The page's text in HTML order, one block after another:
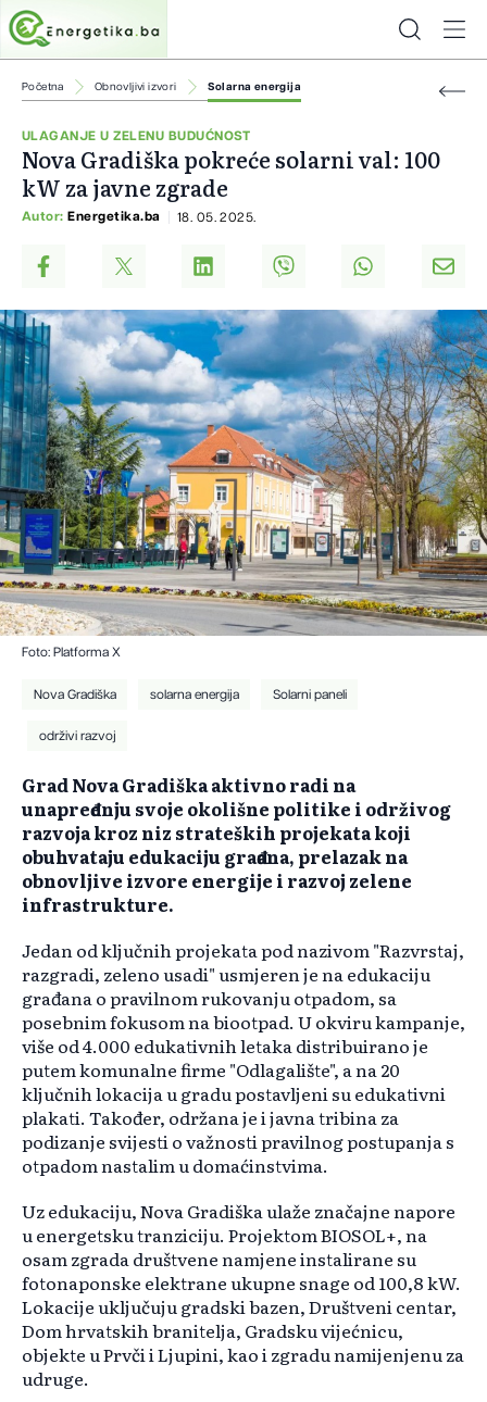
Početna Obnovljivi izvori Solarna energija
ULAGANJE U ZELENU BUDUĆNOST
Nova Gradiška pokreće solarni val: 100
kW za javne zgrade
Autor: Energetika.ba 18. 05. 2025.
Foto: Platforma X
Nova Gradiška solarna energija Solarni paneli
održivi razvoj
Grad Nova Gradiška aktivno radi na
unapređenju svoje okolišne politike i održivog
razvoja kroz niz strateških projekata koji
obuhvataju edukaciju građana, prelazak na
obnovljive izvore energije i razvoj zelene
infrastrukture.
Jedan od ključnih projekata pod nazivom "Razvrstaj,
razgradi, zeleno usadi" usmjeren je na edukaciju
građana o pravilnom rukovanju otpadom, sa
posebnim fokusom na biootpad. U okviru kampanje,
više od 4.000 edukativnih letaka distribuirano je
putem komunalne firme "Odlagalište", a na 20
ključnih lokacija u gradu postavljeni su edukativni
plakati. Također, održana je i javna tribina za
podizanje svijesti o važnosti pravilnog postupanja s
otpadom nastalim u domaćinstvima.
Uz edukaciju, Nova Gradiška ulaže značajne napore
u energetsku tranziciju. Projektom BIOSOL+, na
osam zgrada društvene namjene instalirane su
fotonaponske elektrane ukupne snage od 100,8 kW.
Lokacije uključuju gradski bazen, Društveni centar,
Dom hrvatskih branitelja, Gradsku vijećnicu,
objekte u Prvči i Ljupini, kao i zgradu namijenjenu za
udruge.